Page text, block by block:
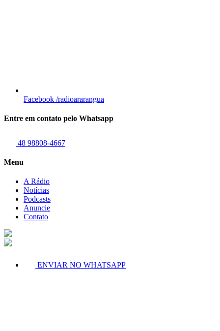
Facebook /radioararangua
Entre em contato pelo Whatsapp
48 98808-4667
Menu
A Rádio
Notícias
Podcasts
Anuncie
Contato
ENVIAR NO WHATSAPP